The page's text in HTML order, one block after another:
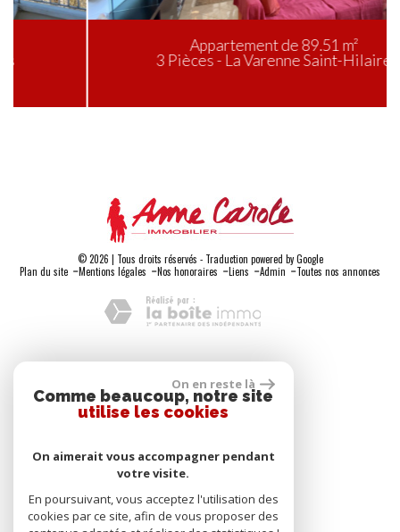
Appartement de 89.51 m²
3 Pièces - La Varenne Saint-Hilaire
© 2026 | Tous droits réservés - Traduction powered by Google
Plan du site -Mentions légales -Nos honoraires -Liens-Admin -Toutes nos annonces
Adhérents
Se connecter
On en reste là
Comme beaucoup, notre site
utilise les cookies
On aimerait vous accompagner pendant
votre visite.
En poursuivant, vous acceptez l'utilisation des
cookies par ce site, afin de vous proposer des